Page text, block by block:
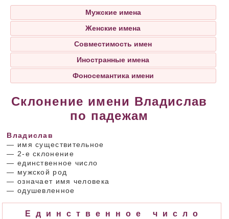
Мужские имена
Женские имена
Совместимость имен
Иностранные имена
Фоносемантика имени
Склонение имени Владислав
по падежам
Владислав
— имя существительное
— 2-е склонение
— единственное число
— мужской род
— означает имя человека
— одушевленное
Единственное число